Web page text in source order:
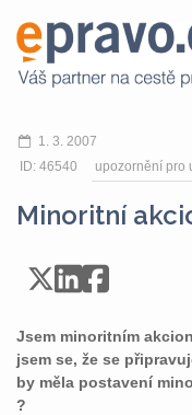
1. 3. 2007
ID: 46540
upozornění pro
Minoritní
Jsem minoritním
jsem se, že se
by měla postavení
?